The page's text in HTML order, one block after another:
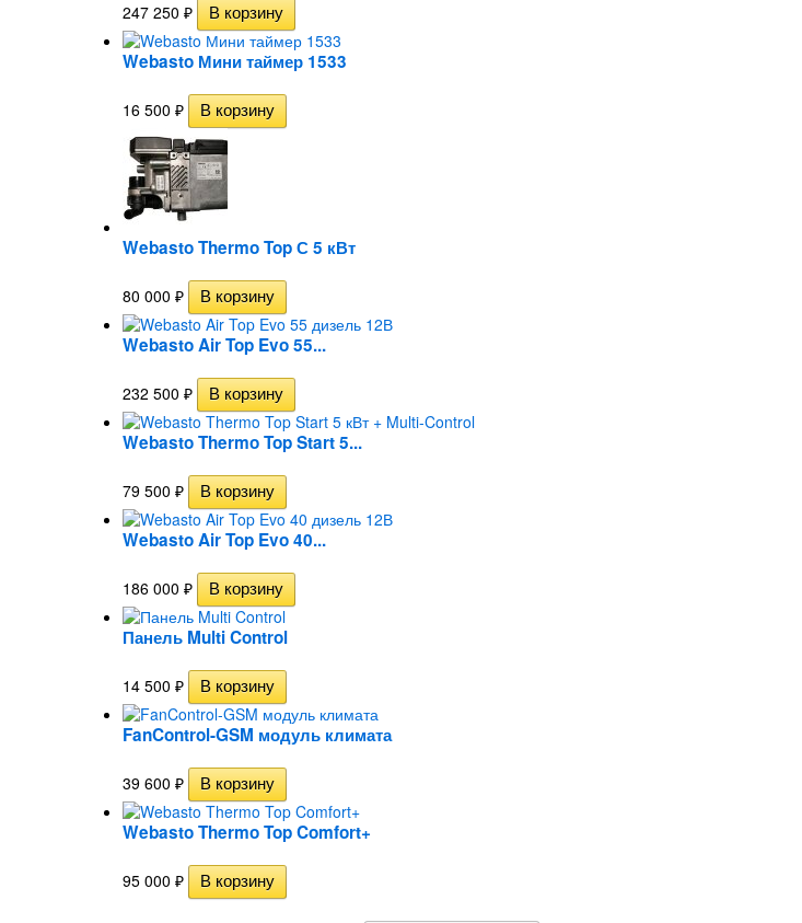
247 250 ₽
Webasto Мини таймер 1533
16 500 ₽
Webasto Thermo Top С 5 кВт
80 000 ₽
Webasto Air Top Evo 55...
232 500 ₽
Webasto Thermo Top Start 5...
79 500 ₽
Webasto Air Top Evo 40...
186 000 ₽
Панель Multi Control
14 500 ₽
FanControl-GSM модуль климата
39 600 ₽
Webasto Thermo Top Comfort+
95 000 ₽